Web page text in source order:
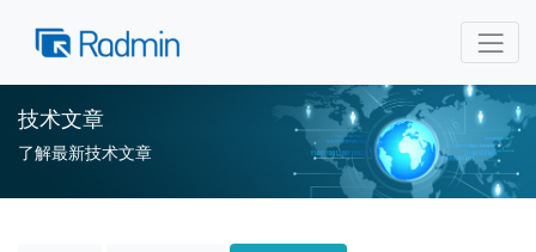
技术文章
了解最新技术文章